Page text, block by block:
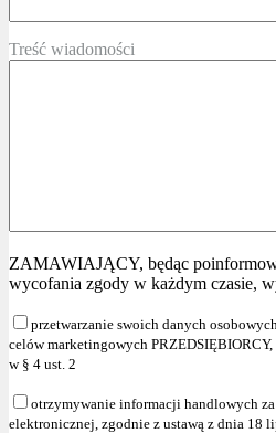
Treść wiadomości
ZAMAWIAJĄCY, będąc
wycofania zgody w każdym czasie,
przetwarzanie swoich danych
celów marketingowych
w § 4 ust. 2
otrzymywanie informacji handlowych
elektronicznej, zgodnie z ustawą z dnia 18